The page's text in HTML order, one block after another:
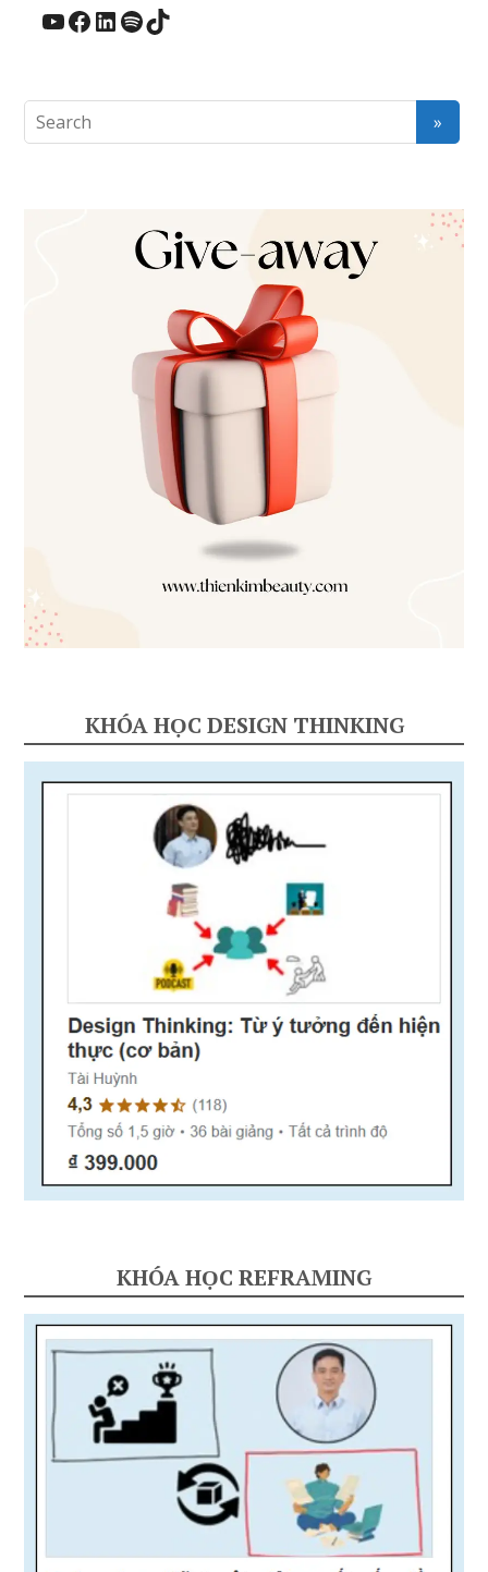
YouTube
Facebook
LinkedIn
Spotify
TikTok
KHÓA HỌC DESIGN THINKING
KHÓA HỌC REFRAMING